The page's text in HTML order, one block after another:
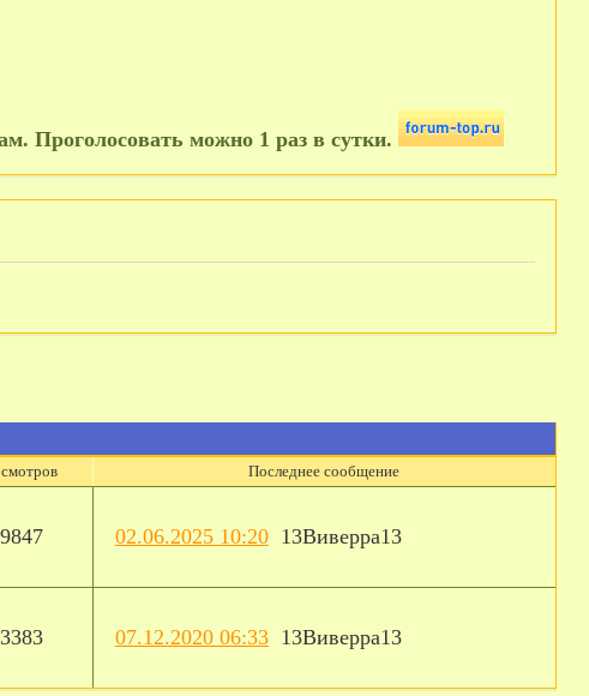
Проголосовать можно 1 раз в сутки.
Последнее сообщение
02.06.2025 10:20 13Виверра13
07.12.2020 06:33 13Виверра13